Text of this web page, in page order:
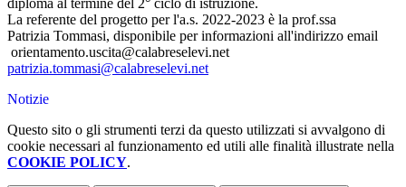
diploma al termine del 2° ciclo di istruzione.
La referente del progetto per l'a.s. 2022-2023 è la prof.ssa
Patrizia Tommasi, disponibile per informazioni all'indirizzo email
orientamento.uscita@calabreselevi.net
patrizia.tommasi@calabreselevi.net
Notizie
Questo sito o gli strumenti terzi da questo utilizzati si avvalgono di
cookie necessari al funzionamento ed utili alle finalità illustrate nella
COOKIE POLICY.